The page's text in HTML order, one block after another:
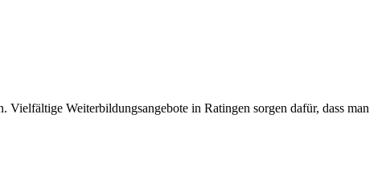
Weiterbildungsangebote in Ratingen sorgen dafür, dass man